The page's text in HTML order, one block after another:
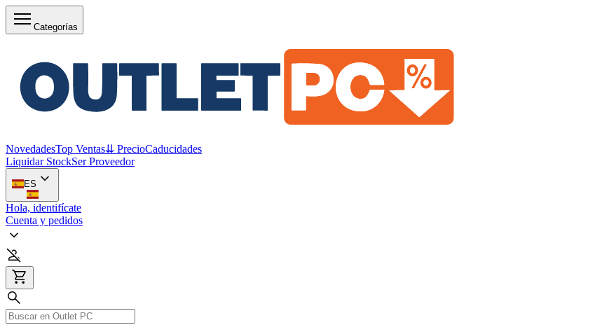
Categorías
NovedadesTop Ventas⇊ PrecioCaducidades
Liquidar StockSer Proveedor
ES
Hola, identifícate
Cuenta y pedidos